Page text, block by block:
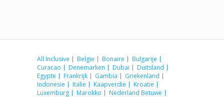
All Inclusive Belgie Bonaire
Bulgarije
Curacao
Denemarken Dubai
Duitsland
Egypte
Frankrijk Gambia
Griekenland
Indonesie
Italie Kaapverdie
Kroatie
Luxemburg
Marokko
Nederland Betuwe